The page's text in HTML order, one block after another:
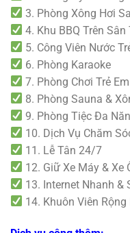
3. Phòng Xông Hơi
4. Khu BBQ Trên
5. Công Viên Nước
6. Phòng Karaoke
7. Phòng Chơi Trẻ Em
8. Phòng Sauna &
9. Phòng Tiệc Đa
10. Dịch Vụ Chăm
11. Lễ Tân 24/7
12. Giữ Xe Máy & Xe
13. Internet Nhanh &
14. Khuôn Viên Rộng